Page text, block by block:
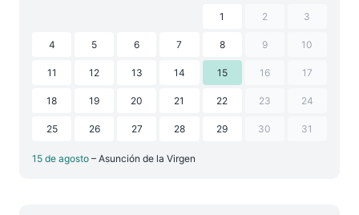
1 2 3
4 5 6 7 8 9 10
11 12 13 14 15 16 17
18 19 20 21 22 23 24
25 26 27 28 29 30 31
15 de agosto – Asunción de la Virgen